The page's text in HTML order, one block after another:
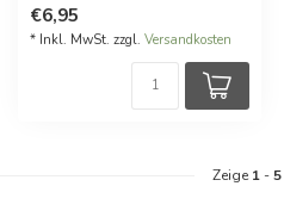
€6,95
* Inkl. MwSt. zzgl. Versandkosten
Zeige 1 -5